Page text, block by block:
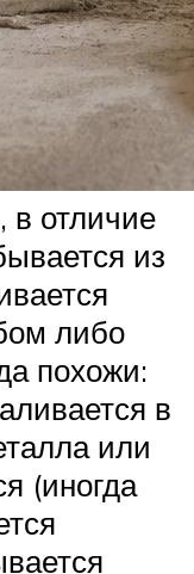
в отличие
из
либо
похожи:
в
или
(иногда